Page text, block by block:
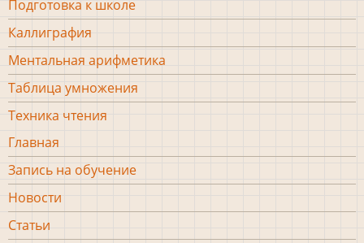
подвал
Подготовка к школе
Каллиграфия
Ментальная арифметика
Таблица умножения
Техника чтения
Подвал
Главная
Запись на обучение
Новости
Статьи